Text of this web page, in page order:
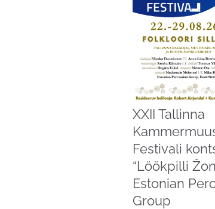
XXII Tallinna
Festivali
“Löökpilli
Estonian
Group